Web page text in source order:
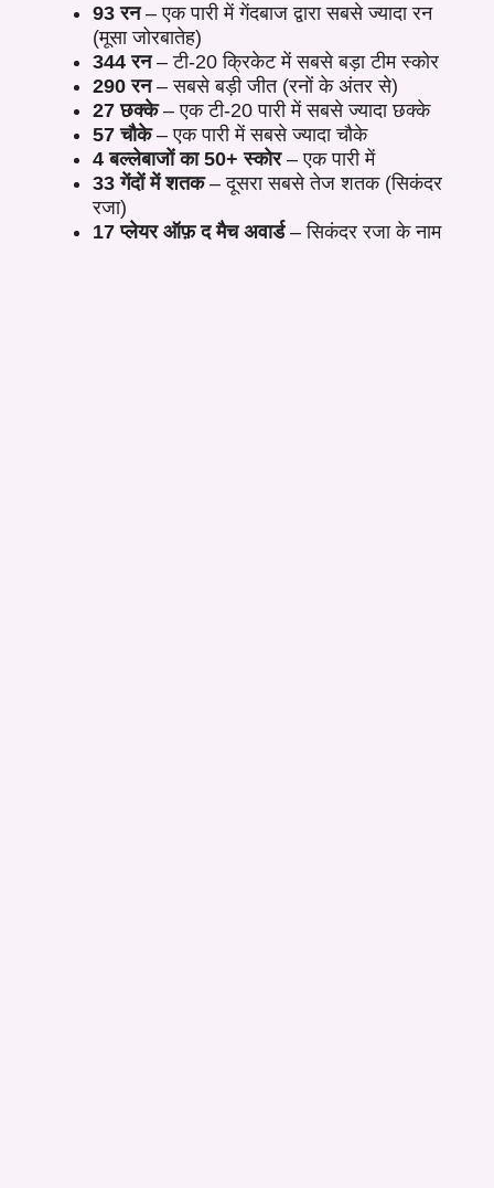
93 रन– एक पारी में गेंदबाज द्वारा सबसे ज्यादा रन
(मूसा जोरबातेह)
344 रन– टी-20 क्रिकेट में सबसे बड़ा टीम स्कोर
290 रन– सबसे बड़ी जीत (रनों के अंतर से)
27 छक्के– एक टी-20 पारी में सबसे ज्यादा छक्के
57 चौके– एक पारी में सबसे ज्यादा चौके
4 बल्लेबाजों का 50+ स्कोर– एक पारी में
33 गेंदों में शतक– दूसरा सबसे तेज शतक (सिकंदर
रजा)
17 प्लेयर ऑफ़ द मैच अवार्ड– सिकंदर रजा के नाम